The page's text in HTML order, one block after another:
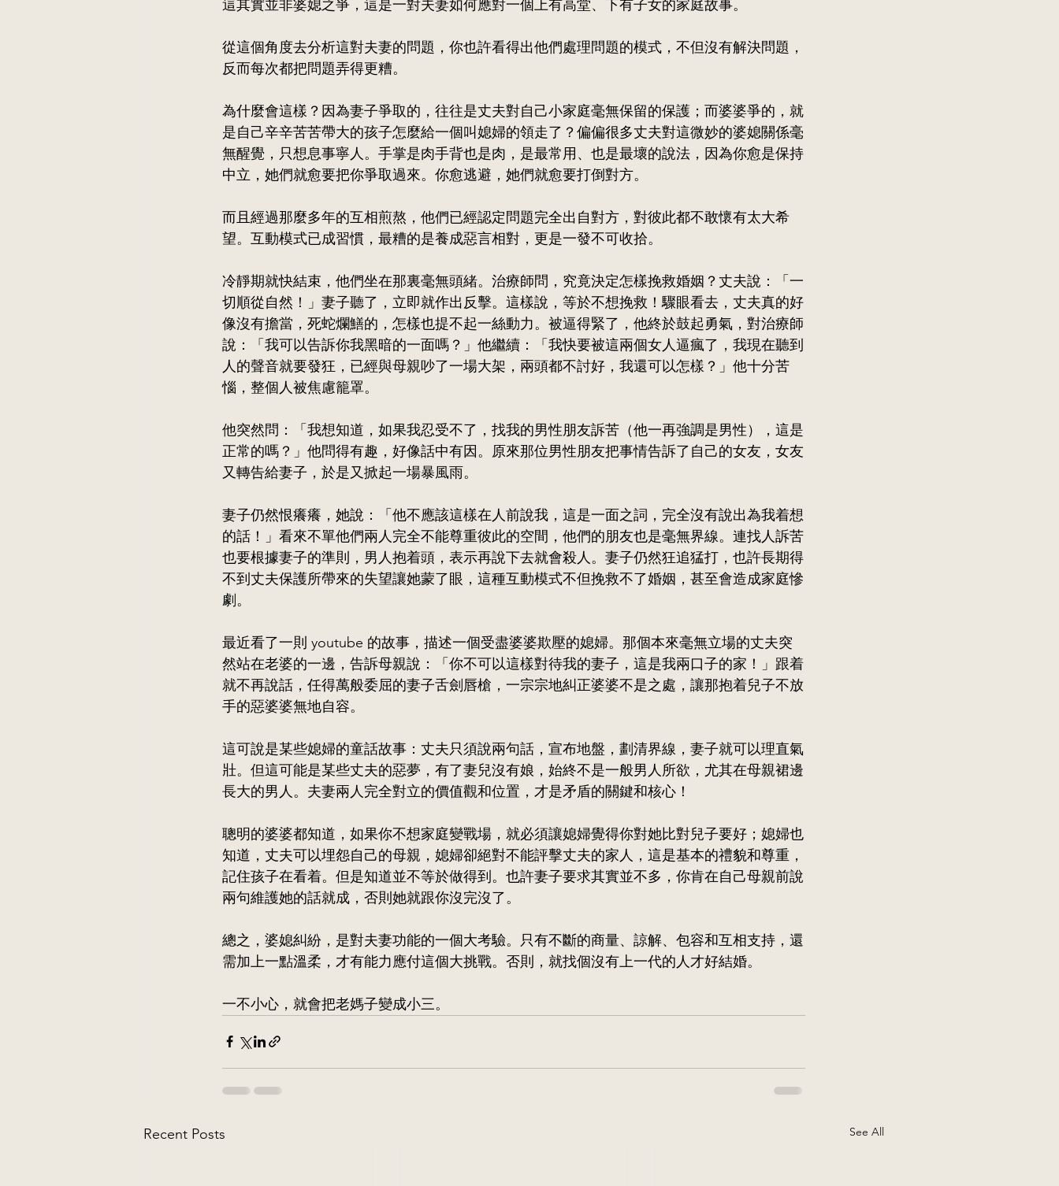
這其實並非婆媳之爭，這是一對夫妻如何應對一個上有高堂、下有子女的家庭故事。
從這個角度去分析這對夫妻的問題，你也許看得出他們處理問題的模式，不但沒有解決問題，
反而每次都把問題弄得更糟。
為什麼會這樣？因為妻子爭取的，往往是丈夫對自己小家庭毫無保留的保護；而婆婆爭的，就
是自己辛辛苦苦帶大的孩子怎麼給一個叫媳婦的領走了？偏偏很多丈夫對這微妙的婆媳關係毫
無醒覺，只想息事寧人。手掌是肉手背也是肉，是最常用、也是最壞的說法，因為你愈是保持
中立，她們就愈要把你爭取過來。你愈逃避，她們就愈要打倒對方。
而且經過那麼多年的互相煎熬，他們已經認定問題完全出自對方，對彼此都不敢懷有太大希
望。互動模式已成習慣，最糟的是養成惡言相對，更是一發不可收拾。
冷靜期就快結束，他們坐在那裏毫無頭緒。治療師問，究竟決定怎樣挽救婚姻？丈夫說：「一
切順從自然！」妻子聽了，立即就作出反擊。這樣說，等於不想挽救！驟眼看去，丈夫真的好
像沒有擔當，死蛇爛鱔的，怎樣也提不起一絲動力。被逼得緊了，他終於鼓起勇氣，對治療師
說：「我可以告訴你我黑暗的一面嗎？」他繼續：「我快要被這兩個女人逼瘋了，我現在聽到
人的聲音就要發狂，已經與母親吵了一場大架，兩頭都不討好，我還可以怎樣？」他十分苦
惱，整個人被焦慮籠罩。
他突然問：「我想知道，如果我忍受不了，找我的男性朋友訴苦（他一再強調是男性），這是
正常的嗎？」他問得有趣，好像話中有因。原來那位男性朋友把事情告訴了自己的女友，女友
又轉告給妻子，於是又掀起一場暴風雨。
妻子仍然恨癢癢，她說：「他不應該這樣在人前說我，這是一面之詞，完全沒有說出為我着想
的話！」看來不單他們兩人完全不能尊重彼此的空間，他們的朋友也是毫無界線。連找人訴苦
也要根據妻子的準則，男人抱着頭，表示再說下去就會殺人。妻子仍然狂追猛打，也許長期得
不到丈夫保護所帶來的失望讓她蒙了眼，這種互動模式不但挽救不了婚姻，甚至會造成家庭慘
劇。
最近看了一則 youtube 的故事，描述一個受盡婆婆欺壓的媳婦。那個本來毫無立場的丈夫突
然站在老婆的一邊，告訴母親說：「你不可以這樣對待我的妻子，這是我兩口子的家！」跟着
就不再說話，任得萬般委屈的妻子舌劍唇槍，一宗宗地糾正婆婆不是之處，讓那抱着兒子不放
手的惡婆婆無地自容。
這可說是某些媳婦的童話故事：丈夫只須說兩句話，宣布地盤，劃清界線，妻子就可以理直氣
壯。但這可能是某些丈夫的惡夢，有了妻兒沒有娘，始終不是一般男人所欲，尤其在母親裙邊
長大的男人。夫妻兩人完全對立的價值觀和位置，才是矛盾的關鍵和核心！
聰明的婆婆都知道，如果你不想家庭變戰場，就必須讓媳婦覺得你對她比對兒子要好；媳婦也
知道，丈夫可以埋怨自己的母親，媳婦卻絕對不能評擊丈夫的家人，這是基本的禮貌和尊重，
記住孩子在看着。但是知道並不等於做得到。也許妻子要求其實並不多，你肯在自己母親前說
兩句維護她的話就成，否則她就跟你沒完沒了。
總之，婆媳糾紛，是對夫妻功能的一個大考驗。只有不斷的商量、諒解、包容和互相支持，還
需加上一點溫柔，才有能力應付這個大挑戰。否則，就找個沒有上一代的人才好結婚。
一不小心，就會把老媽子變成小三。
Recent Posts See All